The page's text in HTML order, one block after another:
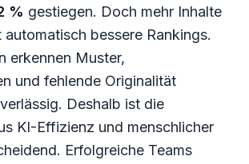
% gestiegen. Doch mehr Inhalte
bessere Rankings.
erkennen Muster,
und fehlende Originalität
Deshalb ist die
KI-Effizienz und menschlicher
Erfolgreiche Teams